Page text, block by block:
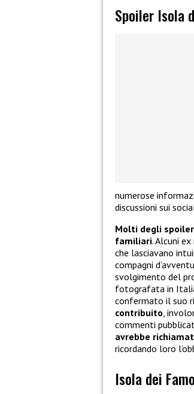
Spoiler Isola
numerose
discussioni sui
Molti degli
familiari. Alcuni
che lasciavano
compagni
svolgimento del
fotografata in
confermato il suo
contribuito,
commenti
avrebbe
ricordando loro
Isola dei